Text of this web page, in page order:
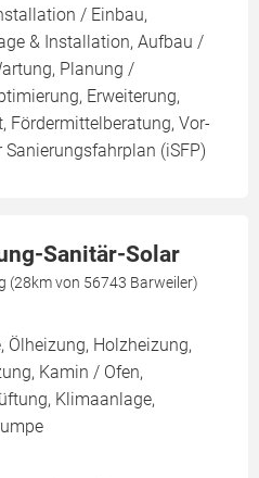
/ Einbau,
& Installation, Aufbau /
Planung /
Erweiterung,
Fördermittelberatung, Vor-
(iSFP)
Sanitär-Solar
(28km von 56743 Barweiler)
Ölheizung, Holzheizung,
Kamin / Ofen,
Klimaanlage,